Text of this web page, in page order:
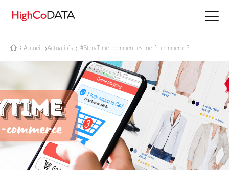
Accueil Actualités #StoryTime : comment est né l’e-commerce ?